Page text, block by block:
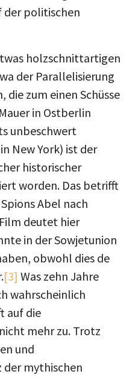
der politischen
holzschnittartigen
der Parallelisierung
zum einen Schüsse
in Ostberlin
unbeschwert
New York) ist der
historischer
worden. Das betrifft
Abel nach
deutet hier
in der Sowjetunion
obwohl dies de
[3] Was zehn Jahre
wahrscheinlich
auf die
mehr zu. Trotz
und
mythischen